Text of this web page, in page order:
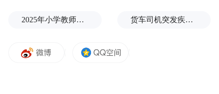
2025年小学教师减少13.19万 货车司机突发疾病晕倒车轮边，陌生同行第一时间发现并救助